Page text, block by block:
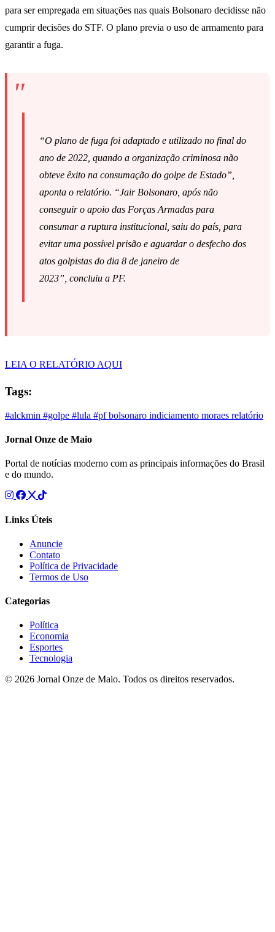
para ser empregada em situações nas quais Bolsonaro decidisse não
cumprir decisões do STF. O plano previa o uso de armamento para
garantir a fuga.
“O plano de fuga foi adaptado e utilizado no final do
ano de 2022, quando a organização criminosa não
obteve êxito na consumação do golpe de Estado”,
aponta o relatório. “Jair Bolsonaro, após não
conseguir o apoio das Forças Armadas para
consumar a ruptura institucional, saiu do país, para
evitar uma possível prisão e aguardar o desfecho dos
atos golpistas do dia 8 de janeiro de
2023”, concluiu a PF.
LEIA O RELATÓRIO AQUI
Tags:
#alckmin #golpe #lula #pfbolsonaro indiciamento moraes relatório
Jornal Onze de Maio
Portal de notícias moderno com as principais informações do Brasil
e do mundo.
Links Úteis
Anuncie
Contato
Política de Privacidade
Termos de Uso
Categorias
Política
Economia
Esportes
Tecnologia
© 2026 Jornal Onze de Maio. Todos os direitos reservados.